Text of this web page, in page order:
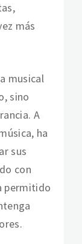
más
musical
sino
A
ha
sus
con
permitido